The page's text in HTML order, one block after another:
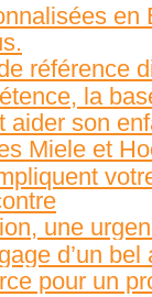
référence
la
aider son
Miele et
une
d’un bel
pour un